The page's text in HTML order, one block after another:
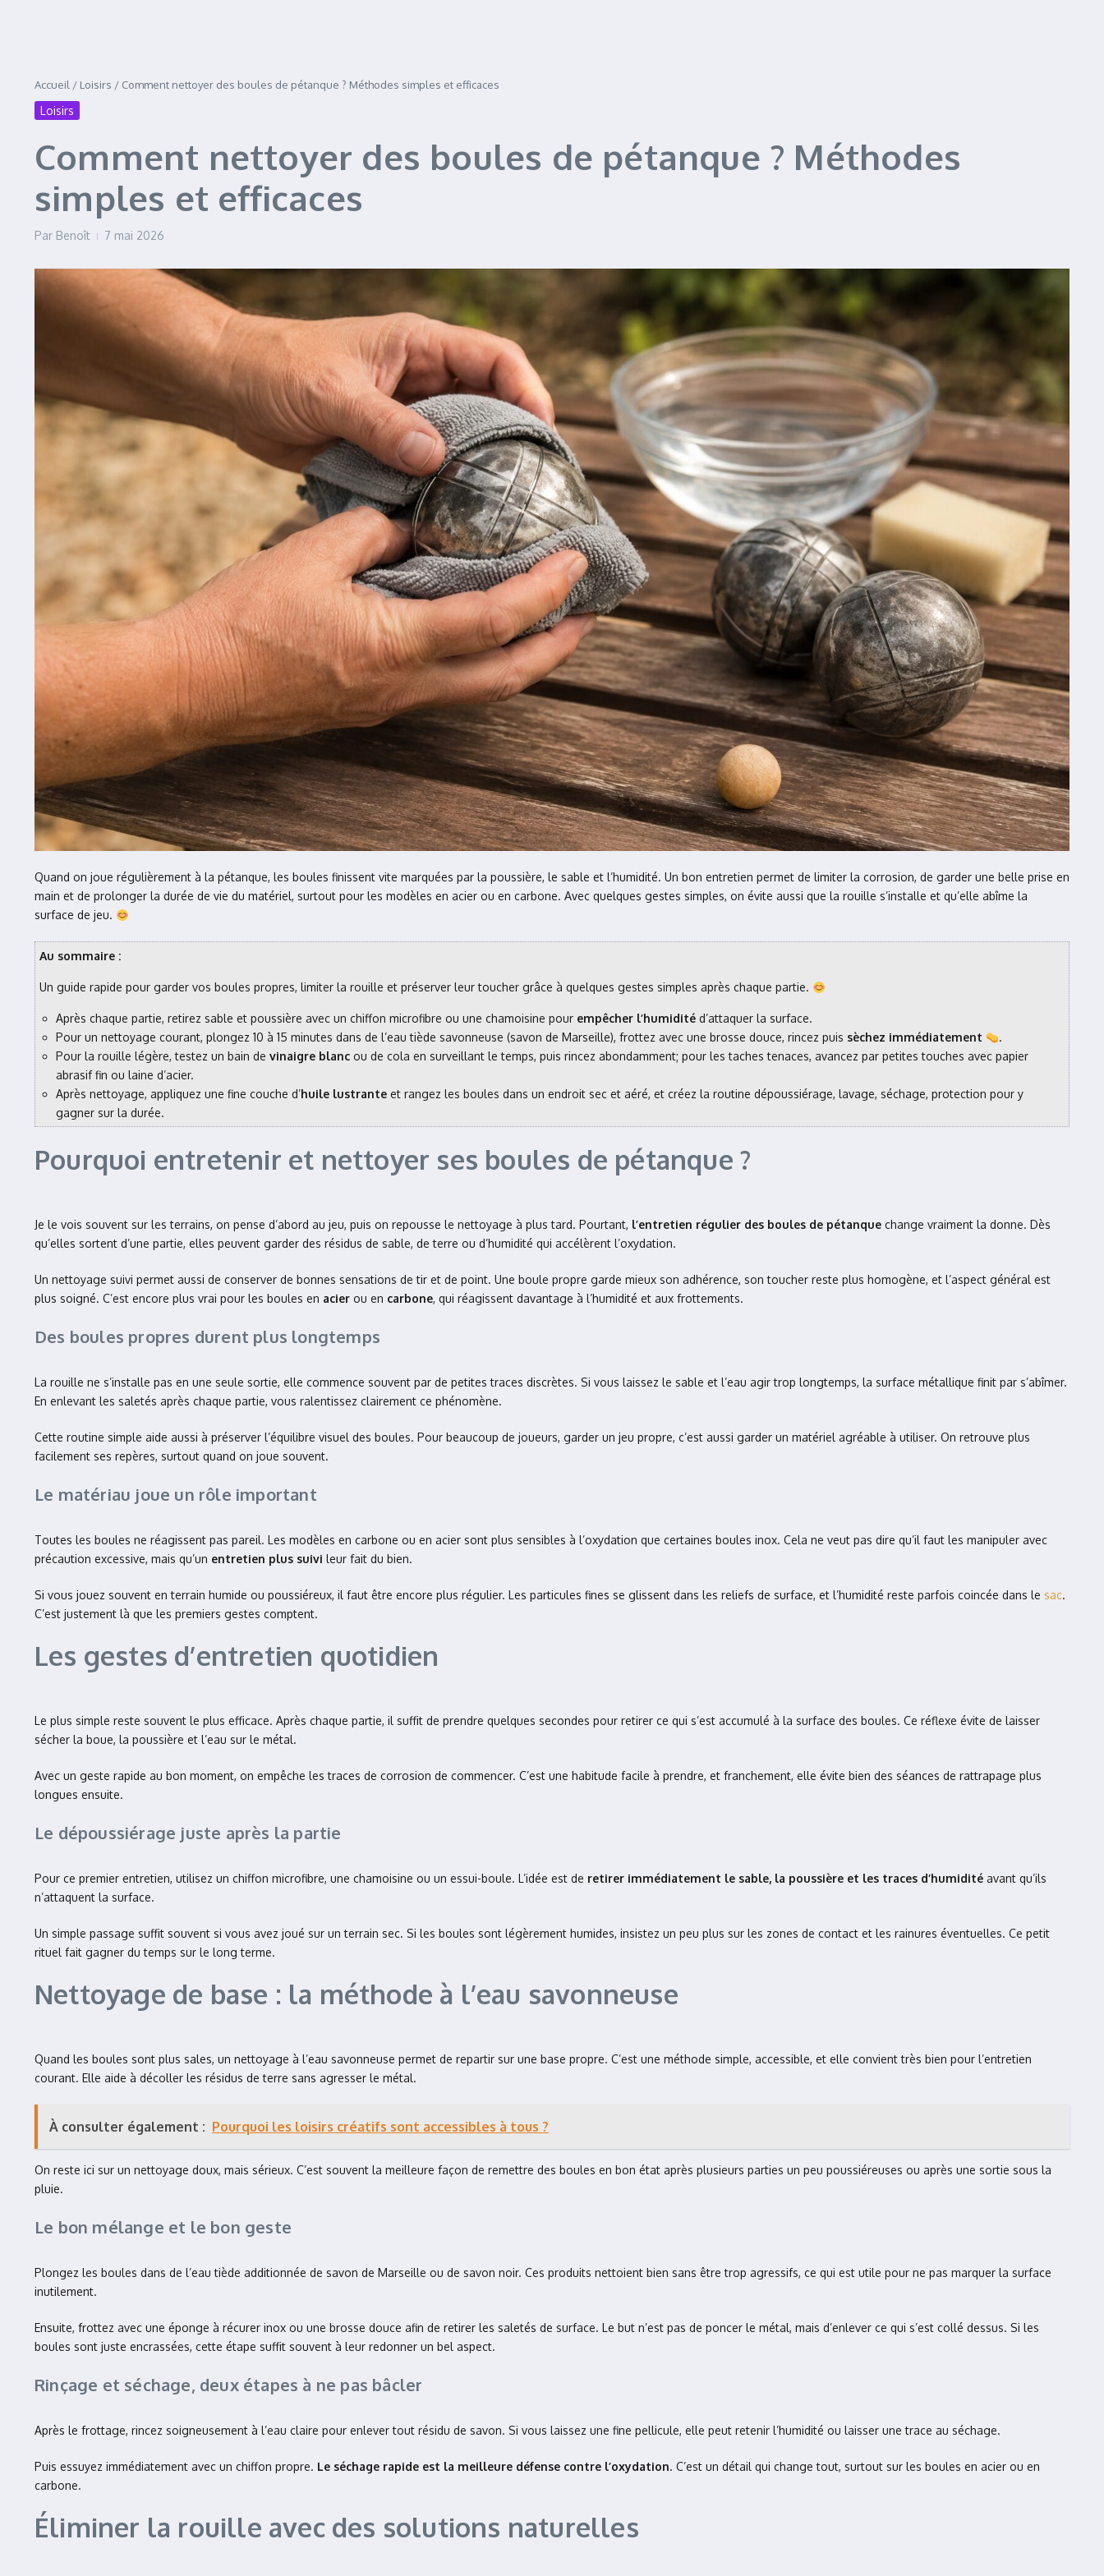
Accueil / Loisirs / Comment nettoyer des boules de pétanque ? Méthodes simples et efficaces
Loisirs
Comment nettoyer des boules de pétanque ? Méthodes
simples et efficaces
Par Benoît 7 mai 2026
Quand on joue régulièrement à la pétanque, les boules finissent vite marquées par la poussière, le sable et l’humidité. Un bon entretien permet de limiter la corrosion, de garder une belle prise en
main et de prolonger la durée de vie du matériel, surtout pour les modèles en acier ou en carbone. Avec quelques gestes simples, on évite aussi que la rouille s’installe et qu’elle abîme la
surface de jeu.
Au sommaire :
Un guide rapide pour garder vos boules propres, limiter la rouille et préserver leur toucher grâce à quelques gestes simples après chaque partie.
Après chaque partie, retirez sable et poussière avec un chiffon microfibre ou une chamoisine pour empêcher l’humidité d’attaquer la surface.
Pour un nettoyage courant, plongez 10 à 15 minutes dans de l’eau tiède savonneuse (savon de Marseille), frottez avec une brosse douce, rincez puis sèchez immédiatement
.
Pour la rouille légère, testez un bain de vinaigre blanc ou de cola en surveillant le temps, puis rincez abondamment; pour les taches tenaces, avancez par petites touches avec papier
abrasif fin ou laine d’acier.
Après nettoyage, appliquez une fine couche d’huile lustrante et rangez les boules dans un endroit sec et aéré, et créez la routine dépoussiérage, lavage, séchage, protection pour y
gagner sur la durée.
Pourquoi entretenir et nettoyer ses boules de pétanque ?
Je le vois souvent sur les terrains, on pense d’abord au jeu, puis on repousse le nettoyage à plus tard. Pourtant, l’entretien régulier des boules de pétanque change vraiment la donne. Dès
qu’elles sortent d’une partie, elles peuvent garder des résidus de sable, de terre ou d’humidité qui accélèrent l’oxydation.
Un nettoyage suivi permet aussi de conserver de bonnes sensations de tir et de point. Une boule propre garde mieux son adhérence, son toucher reste plus homogène, et l’aspect général est
plus soigné. C’est encore plus vrai pour les boules en acier ou en carbone, qui réagissent davantage à l’humidité et aux frottements.
Des boules propres durent plus longtemps
La rouille ne s’installe pas en une seule sortie, elle commence souvent par de petites traces discrètes. Si vous laissez le sable et l’eau agir trop longtemps, la surface métallique finit par s’abîmer.
En enlevant les saletés après chaque partie, vous ralentissez clairement ce phénomène.
Cette routine simple aide aussi à préserver l’équilibre visuel des boules. Pour beaucoup de joueurs, garder un jeu propre, c’est aussi garder un matériel agréable à utiliser. On retrouve plus
facilement ses repères, surtout quand on joue souvent.
Le matériau joue un rôle important
Toutes les boules ne réagissent pas pareil. Les modèles en carbone ou en acier sont plus sensibles à l’oxydation que certaines boules inox. Cela ne veut pas dire qu’il faut les manipuler avec
précaution excessive, mais qu’un entretien plus suivi leur fait du bien.
Si vous jouez souvent en terrain humide ou poussiéreux, il faut être encore plus régulier. Les particules fines se glissent dans les reliefs de surface, et l’humidité reste parfois coincée dans le sac.
C’est justement là que les premiers gestes comptent.
Les gestes d’entretien quotidien
Le plus simple reste souvent le plus efficace. Après chaque partie, il suffit de prendre quelques secondes pour retirer ce qui s’est accumulé à la surface des boules. Ce réflexe évite de laisser
sécher la boue, la poussière et l’eau sur le métal.
Avec un geste rapide au bon moment, on empêche les traces de corrosion de commencer. C’est une habitude facile à prendre, et franchement, elle évite bien des séances de rattrapage plus
longues ensuite.
Le dépoussiérage juste après la partie
Pour ce premier entretien, utilisez un chiffon microfibre, une chamoisine ou un essui-boule. L’idée est de retirer immédiatement le sable, la poussière et les traces d’humidité avant qu’ils
n’attaquent la surface.
Un simple passage suffit souvent si vous avez joué sur un terrain sec. Si les boules sont légèrement humides, insistez un peu plus sur les zones de contact et les rainures éventuelles. Ce petit
rituel fait gagner du temps sur le long terme.
Nettoyage de base : la méthode à l’eau savonneuse
Quand les boules sont plus sales, un nettoyage à l’eau savonneuse permet de repartir sur une base propre. C’est une méthode simple, accessible, et elle convient très bien pour l’entretien
courant. Elle aide à décoller les résidus de terre sans agresser le métal.
À consulter également : Pourquoi les loisirs créatifs sont accessibles à tous ?
On reste ici sur un nettoyage doux, mais sérieux. C’est souvent la meilleure façon de remettre des boules en bon état après plusieurs parties un peu poussiéreuses ou après une sortie sous la
pluie.
Le bon mélange et le bon geste
Plongez les boules dans de l’eau tiède additionnée de savon de Marseille ou de savon noir. Ces produits nettoient bien sans être trop agressifs, ce qui est utile pour ne pas marquer la surface
inutilement.
Ensuite, frottez avec une éponge à récurer inox ou une brosse douce afin de retirer les saletés de surface. Le but n’est pas de poncer le métal, mais d’enlever ce qui s’est collé dessus. Si les
boules sont juste encrassées, cette étape suffit souvent à leur redonner un bel aspect.
Rinçage et séchage, deux étapes à ne pas bâcler
Après le frottage, rincez soigneusement à l’eau claire pour enlever tout résidu de savon. Si vous laissez une fine pellicule, elle peut retenir l’humidité ou laisser une trace au séchage.
Puis essuyez immédiatement avec un chiffon propre. Le séchage rapide est la meilleure défense contre l’oxydation. C’est un détail qui change tout, surtout sur les boules en acier ou en
carbone.
Éliminer la rouille avec des solutions naturelles